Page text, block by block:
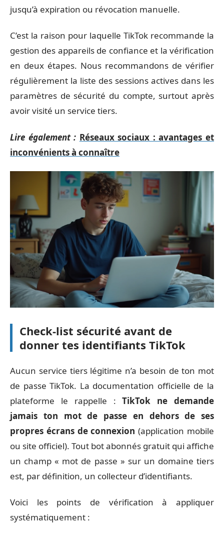
jusqu’à expiration ou révocation manuelle.
C’est la raison pour laquelle TikTok recommande la
gestion des appareils de confiance et la vérification
en deux étapes. Nous recommandons de vérifier
régulièrement la liste des sessions actives dans les
paramètres de sécurité du compte, surtout après
avoir visité un service tiers.
Lire également : Réseaux sociaux : avantages et
inconvénients à connaître
Check-list sécurité avant de
donner tes identifiants TikTok
Aucun service tiers légitime n’a besoin de ton mot
de passe TikTok. La documentation officielle de la
plateforme le rappelle :TikTok ne demande
jamais ton mot de passe en dehors de ses
propres écrans de connexion (application mobile
ou site officiel). Tout bot abonnés gratuit qui affiche
un champ « mot de passe » sur un domaine tiers
est, par définition, un collecteur d’identifiants.
Voici les points de vérification à appliquer
systématiquement :